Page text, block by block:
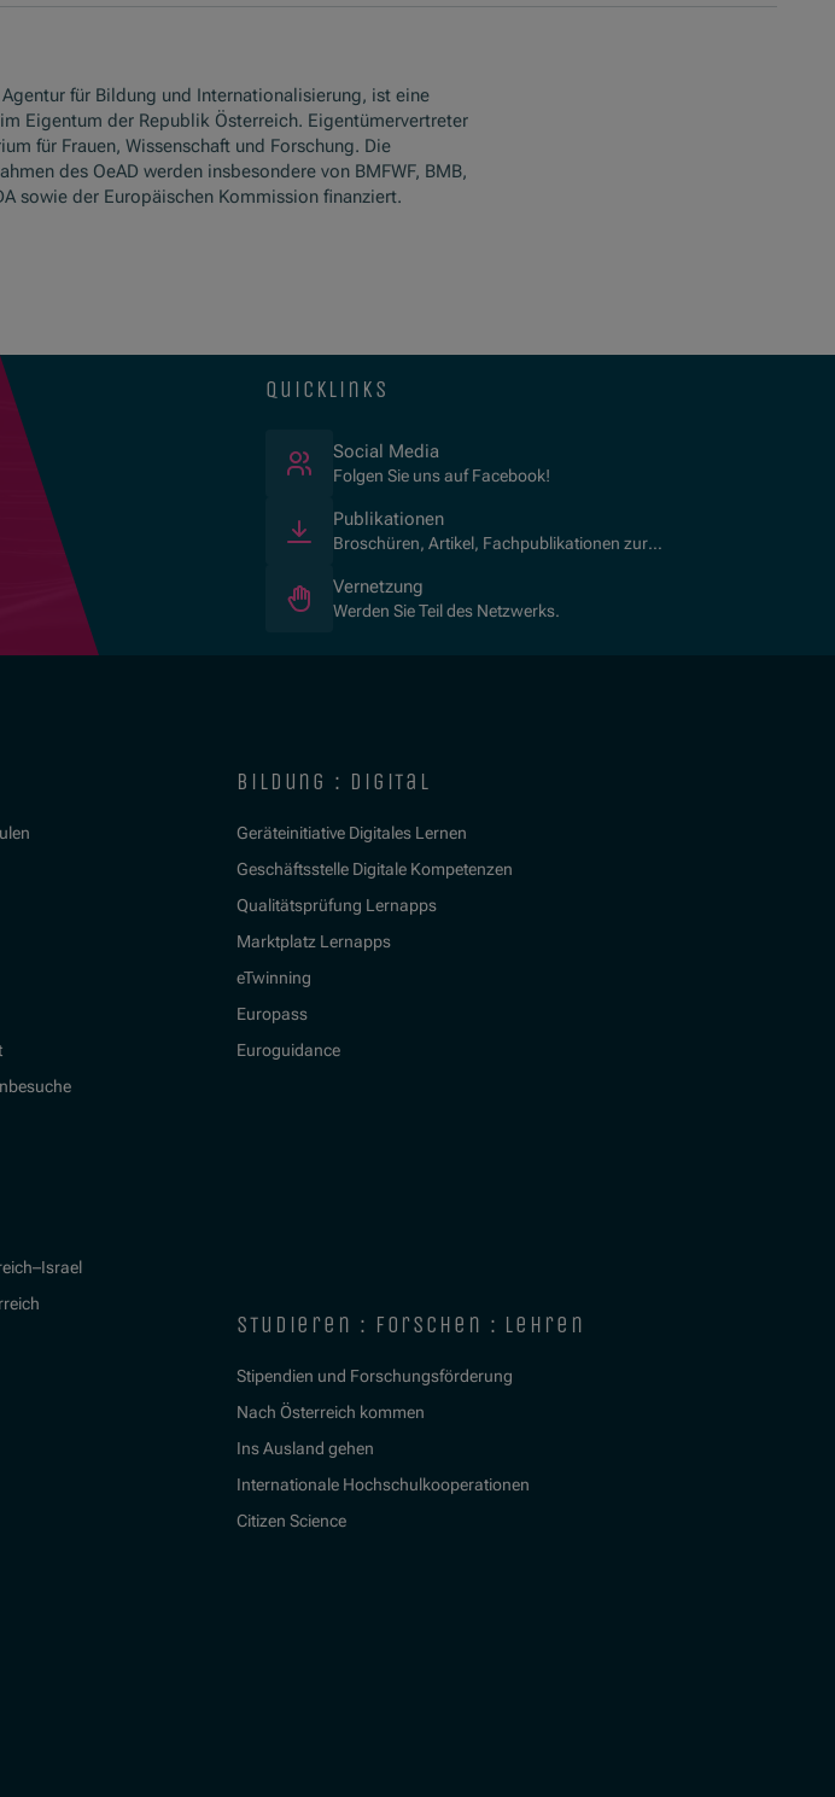
Agentur für Bildung und Internationalisierung, ist eine
Eigentum der Republik Österreich. Eigentümervertreter
für Frauen, Wissenschaft und Forschung. Die
des OeAD werden insbesondere von BMFWF, BMB,
sowie der Europäischen Kommission finanziert.
quicklinks
Social Media
Folgen Sie uns auf Facebook!
Publikationen
Broschüren, Artikel, Fachpublikationen zur
Vernetzung
Werden Sie Teil des Netzwerks.
bildung : digital
Geräteinitiative Digitales Lernen
Geschäftsstelle Digitale Kompetenzen
Qualitätsprüfung Lernapps
Marktplatz Lernapps
eTwinning
Europass
Euroguidance
studieren : forschen : lehren
Stipendien und Forschungsförderung
Nach Österreich kommen
Ins Ausland gehen
Internationale Hochschulkooperationen
Citizen Science